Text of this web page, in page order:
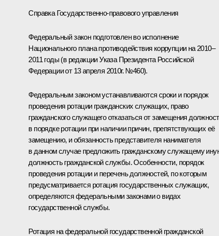
Справка Государственно-правового управления
Федеральный закон подготовлен во исполнение
Национального плана противодействия коррупции на 2010–
2011 годы (в редакции Указа Президента Российской
Федерации от 13 апреля 2010г. №460).
Федеральным законом устанавливаются сроки и порядок
проведения ротации гражданских служащих, право
гражданского служащего отказаться от замещения
в порядке ротации при наличии причин, препятствующих её
замещению, и обязанность представителя нанимателя
в данном случае предложить гражданскому служащему
должность гражданской службы. Особенности, порядок
проведения ротации и перечень должностей, по которым
предусматривается ротация государственных служащих,
определяются федеральными законами о видах
государственной службы.
Ротация на федеральной государственной гражданской